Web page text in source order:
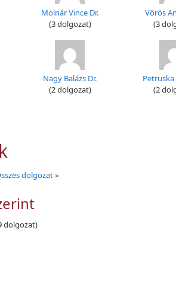
Molnár Vince Dr.
(3 dolgozat)
Vörös
(3
Nagy Balázs Dr.
(2 dolgozat)
Petruska
(2
dolgozat »
dolgozat)